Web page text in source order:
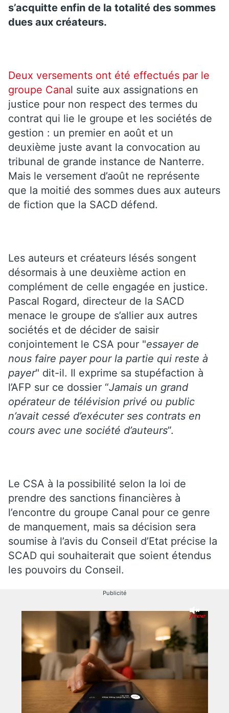
s’acquitte enfin de la totalité des sommes
dues aux créateurs.
Deux versements ont été effectués par le
groupe Canal suite aux assignations en
justice pour non respect des termes du
contrat qui lie le groupe et les sociétés de
gestion : un premier en août et un
deuxième juste avant la convocation au
tribunal de grande instance de Nanterre.
Mais le versement d’août ne représente
que la moitié des sommes dues aux auteurs
de fiction que la SACD défend.
Les auteurs et créateurs lésés songent
désormais à une deuxième action en
complément de celle engagée en justice.
Pascal Rogard, directeur de la SACD
menace le groupe de s’allier aux autres
sociétés et de décider de saisir
conjointement le CSA pour "essayer de
nous faire payer pour la partie qui reste à
payer" dit-il. Il exprime sa stupéfaction à
l’AFP sur ce dossier “Jamais un grand
opérateur de télévision privé ou public
n’avait cessé d’exécuter ses contrats en
cours avec une société d’auteurs”.
Le CSA à la possibilité selon la loi de
prendre des sanctions financières à
l’encontre du groupe Canal pour ce genre
de manquement, mais sa décision sera
soumise à l’avis du Conseil d’Etat précise la
SCAD qui souhaiterait que soient étendus
les pouvoirs du Conseil.
Publicité